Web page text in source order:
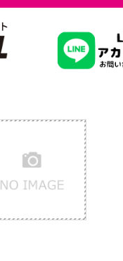
習いたいこ
スクールを
駅・路線か